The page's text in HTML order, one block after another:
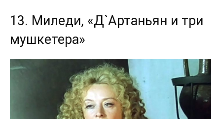
13. Миледи, «Д`Артаньян и три
мушкетера»